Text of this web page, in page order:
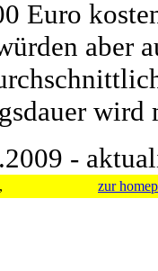
Euro
aber
wird
-
, zur